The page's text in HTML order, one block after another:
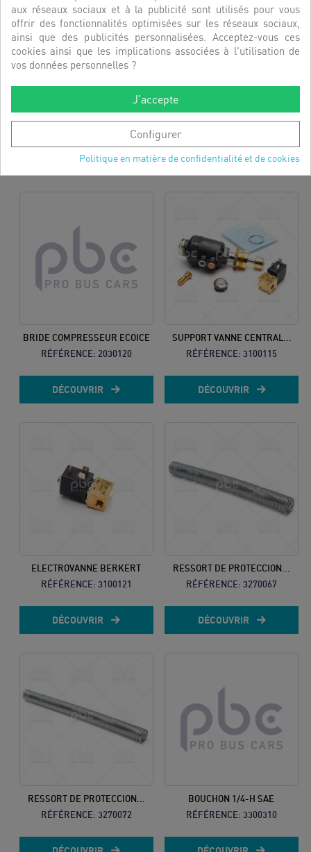
RÉFÉRENCE:1301813
DÉCOUVRIR
RÉFÉRENCE:1825302
DÉCOUVRIR
BRIDE COMPRESSEUR ECOICE
RÉFÉRENCE: 2030120
DÉCOUVRIR
SUPPORT VANNE CENTRAL...
RÉFÉRENCE: 3100115
DÉCOUVRIR
ELECTROVANNE BERKERT
RÉFÉRENCE: 3100121
DÉCOUVRIR
RESSORT DE PROTECCION...
RÉFÉRENCE: 3270067
DÉCOUVRIR
RESSORT DE PROTECCION...
RÉFÉRENCE: 3270072
BOUCHON 1/4-H SAE
RÉFÉRENCE: 3300310
aux réseaux sociaux et à la publicité sont utilisés pour vous
offrir des fonctionnalités optimisées sur les réseaux sociaux,
ainsi que des publicités personnalisées. Acceptez-vous ces
cookies ainsi que les implications associées à l'utilisation de
vos données personnelles ?
J'accepte
Configurer
Politique en matière de confidentialité et de cookies